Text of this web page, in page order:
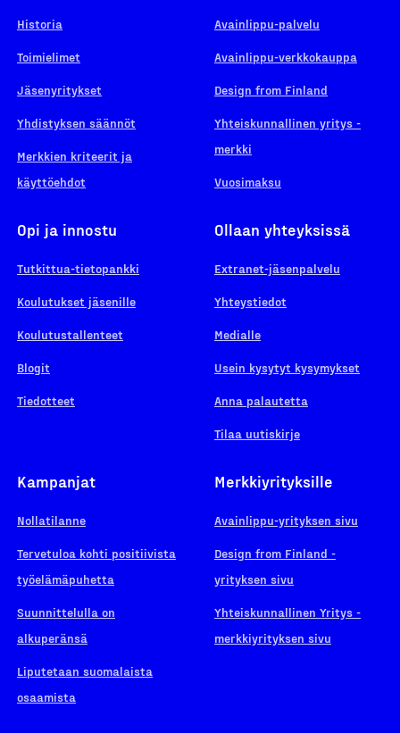
Historia
Toimielimet
Jäsenyritykset
Yhdistyksen säännöt
Merkkien kriteerit ja
käyttöehdot
Avainlippu-palvelu
Avainlippu-verkkokauppa
Design from Finland
Yhteiskunnallinen yritys -
merkki
Vuosimaksu
Opi ja innostu
Tutkittua-tietopankki
Koulutukset jäsenille
Koulutustallenteet
Blogit
Tiedotteet
Ollaan yhteyksissä
Extranet-jäsenpalvelu
Yhteystiedot
Medialle
Usein kysytyt kysymykset
Anna palautetta
Tilaa uutiskirje
Kampanjat
Nollatilanne
Tervetuloa kohti positiivista
työelämäpuhetta
Suunnittelulla on
alkuperänsä
Liputetaan suomalaista
osaamista
Merkkiyrityksille
Avainlippu-yrityksen sivu
Design from Finland -
yrityksen sivu
Yhteiskunnallinen Yritys -
merkkiyrityksen sivu